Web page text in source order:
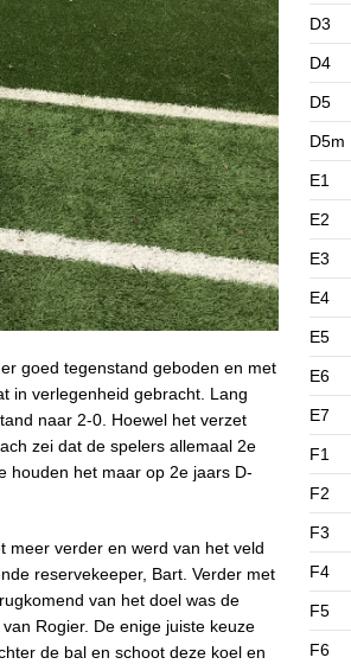
goed tegenstand geboden en met
in verlegenheid gebracht. Lang
naar 2-0. Hoewel het verzet
zei dat de spelers allemaal 2e
houden het maar op 2e jaars D-
meer verder en werd van het veld
reservekeeper, Bart. Verder met
van het doel was de
Rogier. De enige juiste keuze
de bal en schoot deze koel en
D3
D4
D5
D5m
E1
E2
E3
E4
E5
E6
E7
F1
F2
F3
F4
F5
F6